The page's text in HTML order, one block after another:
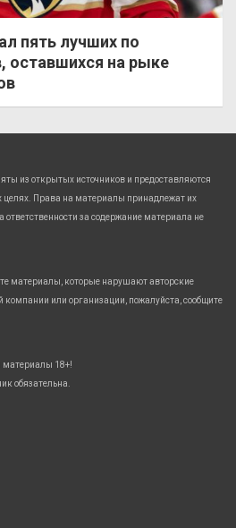
пять лучших по
оставшихся на рыке
из открытых источников и предоставляются
целях. Права на материалы принадлежат их
за содержание материала не
материалы, которые нарушают авторские
или организации, пожалуйста, сообщите
материалы 18+!
обязательна.